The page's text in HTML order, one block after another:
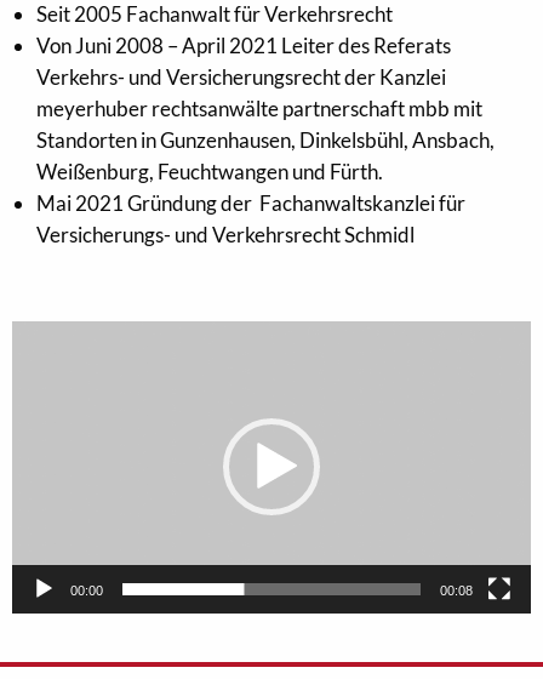
Seit 2005 Fachanwalt für Verkehrsrecht
Von Juni 2008 – April 2021 Leiter des Referats
Verkehrs- und Versicherungsrecht der Kanzlei
meyerhuber rechtsanwälte partnerschaft mbb mit
Standorten in Gunzenhausen, Dinkelsbühl, Ansbach,
Weißenburg, Feuchtwangen und Fürth.
Mai 2021 Gründung der Fachanwaltskanzlei für
Versicherungs- und Verkehrsrecht Schmidl
00:00 00:08